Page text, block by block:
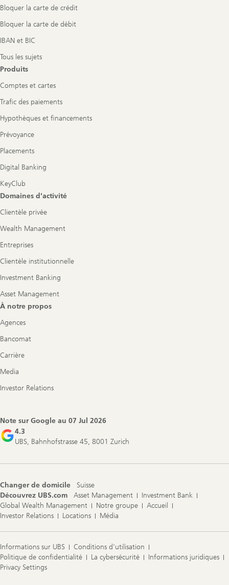
Bloquer la carte de crédit
Bloquer la carte de débit
IBAN et BIC
Tous les sujets
Produits
Comptes et cartes
Trafic des paiements
Hypothèques et financements
Prévoyance
Placements
Digital Banking
KeyClub
Domaines d'activité
Clientèle privée
Wealth Management
Entreprises
Clientèle institutionnelle
Investment Banking
Asset Management
À notre propos
Agences
Bancomat
Carrière
Media
Investor Relations
Note sur Google au 07 Jul 2026
4.3
UBS, Bahnhofstrasse 45, 8001 Zurich
Changer de domicile
Suisse
Découvrez UBS.com
Asset Management
Investment Bank
Global Wealth Management
Notre groupe
Accueil
Investor Relations
Locations Média
Informations sur UBS
Conditions d'utilisation
Politique de confidentialité
La cybersécurité
Informations juridiques
Privacy Settings